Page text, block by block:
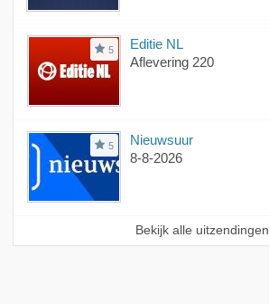
5
Editie NL
Aflevering 220
5
Nieuwsuur
8-8-2026
Bekijk alle uitzendingen